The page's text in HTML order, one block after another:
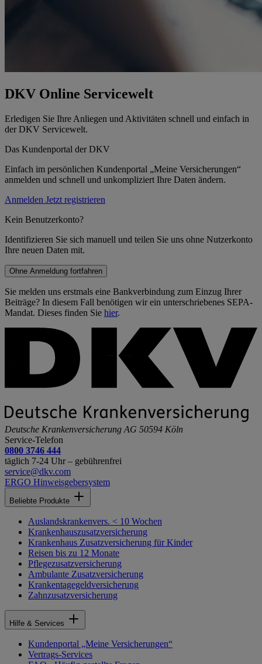
DKV Online Servicewelt
Erledigen Sie Ihre Anliegen und Aktivitäten schnell und einfach in
der DKV Servicewelt.
Das Kundenportal der DKV
Einfach im persönlichen Kundenportal „Meine Versicherungen“
anmelden und schnell und unkompliziert Ihre Daten ändern.
Anmelden Jetzt registrieren
Kein Benutzerkonto?
Identifizieren Sie sich manuell und teilen Sie uns ohne Nutzerkonto
Ihre neuen Daten mit.
Ohne Anmeldung fortfahren
Sie melden uns erstmals eine Bankverbindung zum Einzug Ihrer
Beiträge? In diesem Fall benötigen wir ein unterschriebenes SEPA-
Mandat. Dieses finden Sie hier.
Deutsche Krankenversicherung AG 50594 Köln
Service-Telefon
0800 3746 444
täglich 7-24 Uhr – gebührenfrei
service@dkv.com
ERGO Hinweisgebersystem
Beliebte Produkte
Auslandskrankenvers. < 10 Wochen
Krankenhauszusatzversicherung
Krankenhaus Zusatzversicherung für Kinder
Reisen bis zu 12 Monate
Pflegezusatzversicherung
Ambulante Zusatzversicherung
Krankentagegeldversicherung
Zahnzusatzversicherung
Hilfe & Services
Kundenportal „Meine Versicherungen“
Vertrags-Services